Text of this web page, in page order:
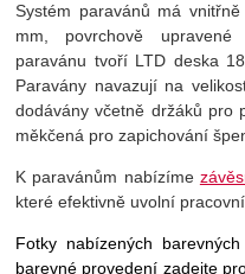
Systém paravánů má
mm, povrchově
paravánu tvoří LTD deska
Paravány navazují na
dodávány včetně držáků pro
měkčená pro zapichování
K paravánům nabízíme
které efektivně uvolní pracovní
Fotky nabízených
barevné provedení zadejte